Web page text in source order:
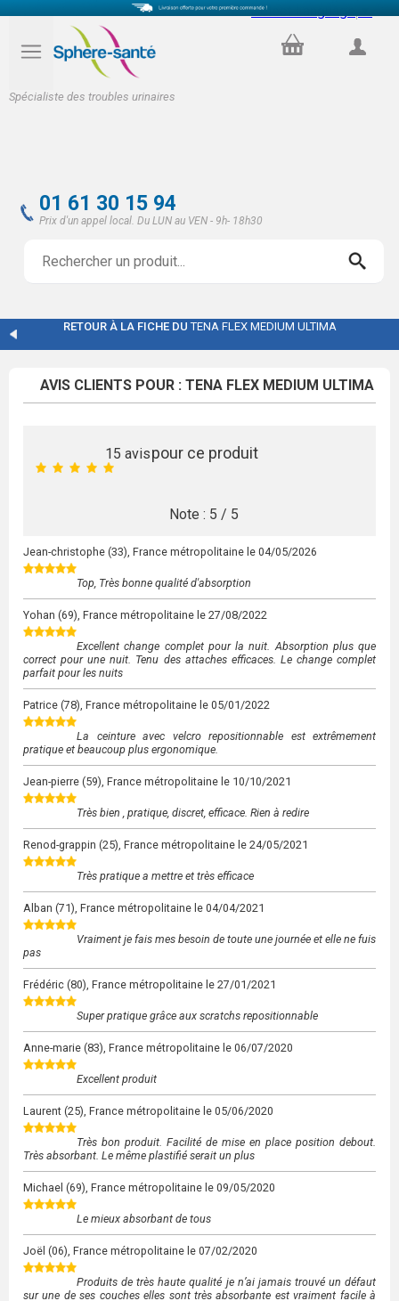
Spécialiste des troubles urinaires
Select Language
PANIER
01 61 30 15 94
Prix d'un appel local. Du LUN au VEN - 9h- 18h30
RETOUR À LA FICHE DUTENA FLEX MEDIUM ULTIMA
AVIS CLIENTS POUR : TENA FLEX MEDIUM ULTIMA
15 avispour ce produit
Note : 5 / 5
Jean-christophe (33), France métropolitaine le 04/05/2026
Top, Très bonne qualité d'absorption
Yohan (69), France métropolitaine le 27/08/2022
Excellent change complet pour la nuit. Absorption plus que
correct pour une nuit. Tenu des attaches efficaces. Le change complet
parfait pour les nuits
Patrice (78), France métropolitaine le 05/01/2022
La ceinture avec velcro repositionnable est extrêmement
pratique et beaucoup plus ergonomique.
Jean-pierre (59), France métropolitaine le 10/10/2021
Très bien , pratique, discret, efficace. Rien à redire
Renod-grappin (25), France métropolitaine le 24/05/2021
Très pratique a mettre et très efficace
Alban (71), France métropolitaine le 04/04/2021
Vraiment je fais mes besoin de toute une journée et elle ne fuis
pas
Frédéric (80), France métropolitaine le 27/01/2021
Super pratique grâce aux scratchs repositionnable
Anne-marie (83), France métropolitaine le 06/07/2020
Excellent produit
Laurent (25), France métropolitaine le 05/06/2020
Très bon produit. Facilité de mise en place position debout.
Très absorbant. Le même plastifié serait un plus
Michael (69), France métropolitaine le 09/05/2020
Le mieux absorbant de tous
Joël (06), France métropolitaine le 07/02/2020
Produits de très haute qualité je n’ai jamais trouvé un défaut
sur une de ses couches elles sont très absorbante est vraiment facile à